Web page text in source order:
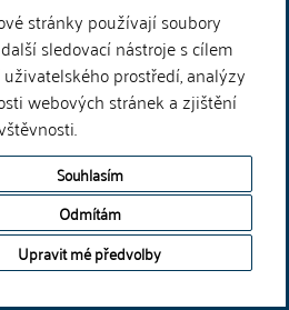
stránky používají soubory
sledovací nástroje s cílem
prostředí, analýzy
webových stránek a zjištění
Souhlasím
Odmítám
Upravit mé předvolby